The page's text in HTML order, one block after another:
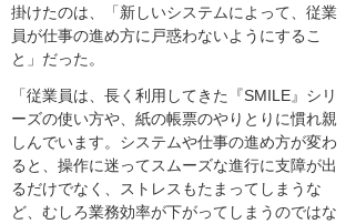
掛けたのは、「新しいシステムによって、従業
員が仕事の進め方に戸惑わないようにするこ
と」だった。
「従業員は、長く利用してきた『SMILE』シリ
ーズの使い方や、紙の帳票のやりとりに慣れ親
しんでいます。システムや仕事の進め方が変わ
ると、操作に迷ってスムーズな進行に支障が出
るだけでなく、ストレスもたまってしまうな
ど、むしろ業務効率が下がってしまうのではな